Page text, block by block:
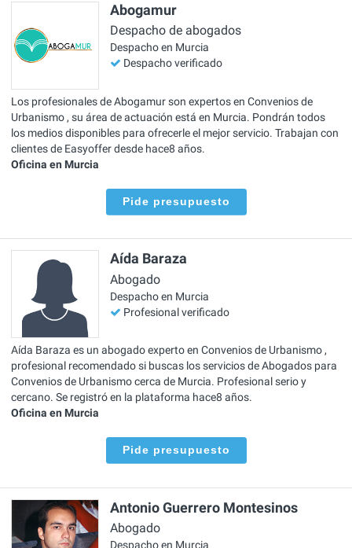
Abogamur
Despacho de abogados
Despacho en Murcia
Despacho verificado
Los profesionales de Abogamur son expertos en Convenios de
Urbanismo , su área de actuación está en Murcia. Pondrán todos
los medios disponibles para ofrecerle el mejor servicio. Trabajan con
clientes de Easyoffer desde hace8 años.
Oficina en Murcia
Pide presupuesto
Aída Baraza
Abogado
Despacho en Murcia
Profesional verificado
Aída Baraza es un abogado experto en Convenios de Urbanismo ,
profesional recomendado si buscas los servicios de Abogados para
Convenios de Urbanismo cerca de Murcia. Profesional serio y
cercano. Se registró en la plataforma hace8 años.
Oficina en Murcia
Pide presupuesto
Antonio Guerrero Montesinos
Abogado
Despacho en Murcia